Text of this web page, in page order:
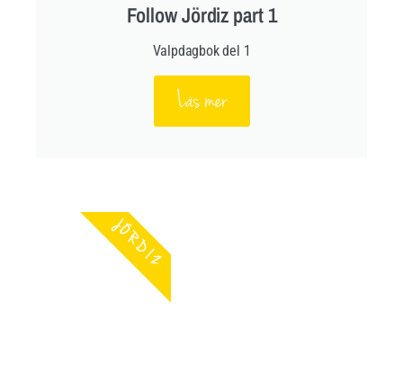
Follow Jördiz part 1
Valpdagbok del 1
Läs mer
JÖRDIZ